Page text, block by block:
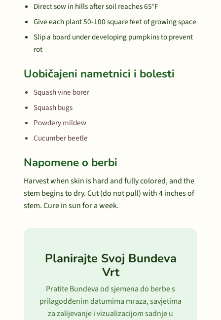
Direct sow in hills after soil reaches 65°F
Give each plant 50-100 square feet of growing space
Slip a board under developing pumpkins to prevent
rot
Uobičajeni nametnici i bolesti
Squash vine borer
Squash bugs
Powdery mildew
Cucumber beetle
Napomene o berbi
Harvest when skin is hard and fully colored, and the
stem begins to dry. Cut (do not pull) with 4 inches of
stem. Cure in sun for a week.
Planirajte Svoj Bundeva
Vrt
Pratite Bundeva od sjemena do berbe s
prilagodđenim datumima mraza, savjetima
za zalijevanje i vizualizacijom sadnje u